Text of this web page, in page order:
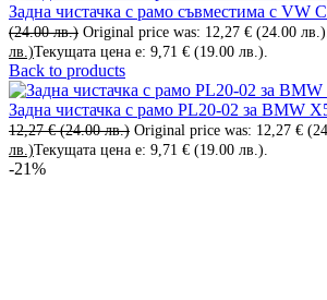
Задна чистачка с рамо съвместимa с VW
(24.00 лв.) Original price was: 12,27 € (24.00 лв.).
лв.)Текущата цена е: 9,71 € (19.00 лв.).
Back to products
Задна чистачка с рамо PL20-02 за BMW
12,27€ (24.00 лв.) Original price was: 12,27 €
лв.)Текущата цена е: 9,71 € (19.00 лв.).
-21%